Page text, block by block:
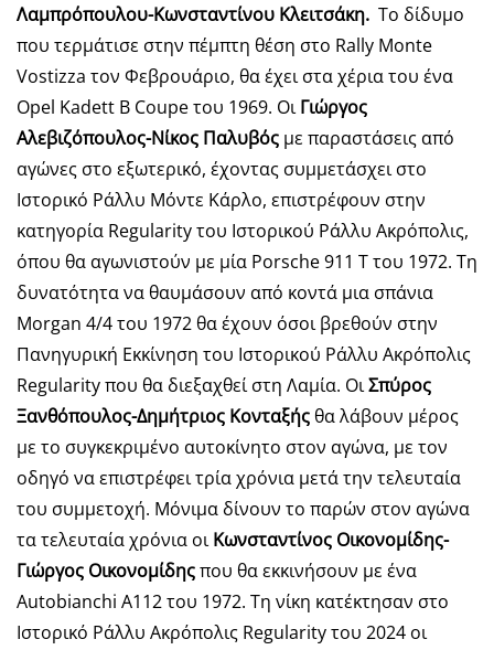
Λαμπρόπουλου-Κωνσταντίνου Κλειτσάκη. Το δίδυμο
που τερμάτισε στην πέμπτη θέση στο Rally Monte
Vostizza τον Φεβρουάριο, θα έχει στα χέρια του ένα
Opel Kadett B Coupe του 1969. ΟιΓιώργος
Αλεβιζόπουλος-Νίκος Παλυβός με παραστάσεις από
αγώνες στο εξωτερικό, έχοντας συμμετάσχει στο
Ιστορικό Ράλλυ Μόντε Κάρλο, επιστρέφουν στην
κατηγορία Regularity του Ιστορικού Ράλλυ Ακρόπολις,
όπου θα αγωνιστούν με μία Porsche 911 T του 1972. Τη
δυνατότητα να θαυμάσουν από κοντά μια σπάνια
Morgan 4/4 του 1972 θα έχουν όσοι βρεθούν στην
Πανηγυρική Εκκίνηση του Ιστορικού Ράλλυ Ακρόπολις
Regularity που θα διεξαχθεί στη Λαμία. ΟιΣπύρος
Ξανθόπουλος-Δημήτριος Κονταξήςθα λάβουν μέρος
με το συγκεκριμένο αυτοκίνητο στον αγώνα, με τον
οδηγό να επιστρέφει τρία χρόνια μετά την τελευταία
του συμμετοχή. Μόνιμα δίνουν το παρών στον αγώνα
τα τελευταία χρόνια οιΚωνσταντίνος Οικονομίδης-
Γιώργος Οικονομίδηςπου θα εκκινήσουν με ένα
Autobianchi A112 του 1972. Τη νίκη κατέκτησαν στο
Ιστορικό Ράλλυ Ακρόπολις Regularity του 2024 οι